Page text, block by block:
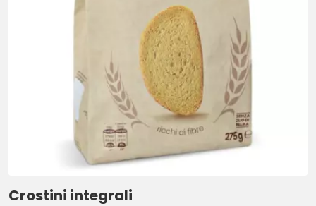
Crostini integrali